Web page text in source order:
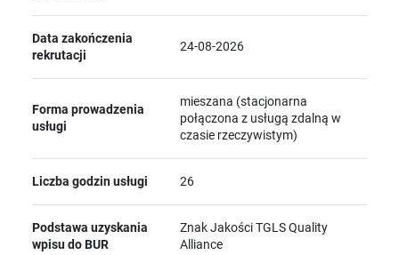
Data zakończenia
rekrutacji
24-08-2026
Forma prowadzenia
usługi
mieszana (stacjonarna
połączona z usługą zdalną w
czasie rzeczywistym)
Liczba godzin usługi 26
Podstawa uzyskania
wpisu do BUR
Znak Jakości TGLS Quality
Alliance